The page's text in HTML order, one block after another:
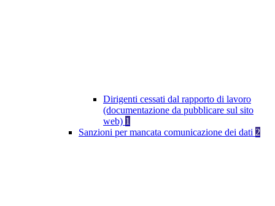
Dirigenti cessati dal rapporto di lavoro
(documentazione da pubblicare sul sito
web) 1
Sanzioni per mancata comunicazione dei dati 2